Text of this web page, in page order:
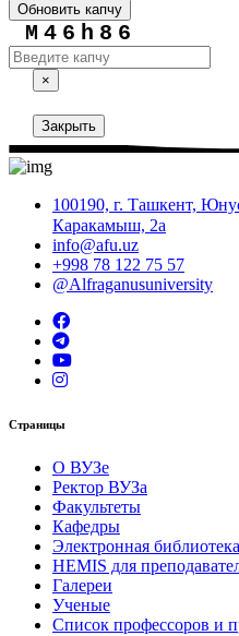
Обновить капчу
M46h86
×
Закрыть
100190, г. Ташкент,
Каракамыш, 2а
info@afu.uz
+998 78 122 75 57
@Alfraganusuniversity
Страницы
О ВУЗе
Ректор ВУЗа
Факультеты
Кафедры
Электронная библиотека
HEMIS для
Галереи
Ученые
Список профессоров и